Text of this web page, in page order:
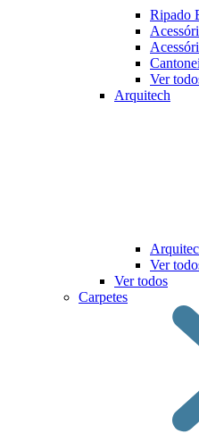
Ripado
Ver
Arquitech
Ver
Ver todos
Carpetes